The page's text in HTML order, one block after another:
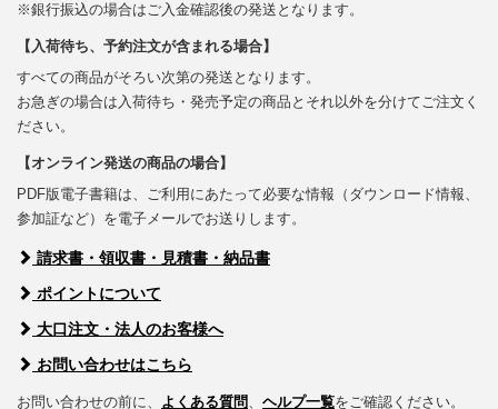
※銀行振込の場合はご入金確認後の発送となります。
【入荷待ち、予約注文が含まれる場合】
すべての商品がそろい次第の発送となります。
お急ぎの場合は入荷待ち・発売予定の商品とそれ以外を分けてご注文く
ださい。
【オンライン発送の商品の場合】
PDF版電子書籍は、ご利用にあたって必要な情報（ダウンロード情報、
参加証など）を電子メールでお送りします。
請求書・領収書・見積書・納品書
ポイントについて
大口注文・法人のお客様へ
お問い合わせはこちら
お問い合わせの前に、 よくある質問、 ヘルプ一覧をご確認ください。